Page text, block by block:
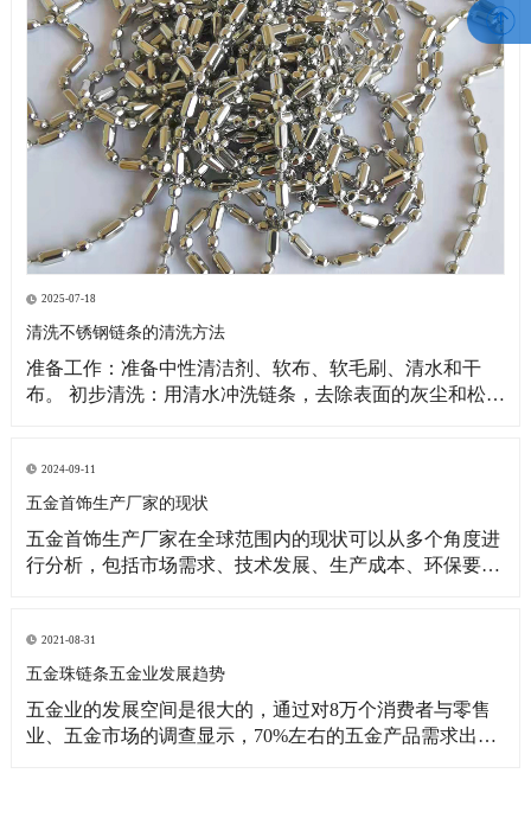
2025-07-18
清洗不锈钢链条的清洗方法
准备工作：准备中性清洁剂、软布、软毛刷、清水和干
布。 初步清洗：用清水冲洗链条，去除表面的灰尘和松散
条，清理内部异物。对于顽固污渍，可用牙刷蘸取中性清
洁剂仔细清理。 冲洗与擦干：用清水彻底
2024-09-11
五金首饰生产厂家的现状
五金首饰生产厂家在全球范围内的现状可以从多个角度进
行分析，包括市场需求、技术发展、生产成本、环保要求
个性化和定制化服务。 线上销售增长：随着电子商务的发
展，越来越多的五金首饰厂家通过线上平台销售
2021-08-31
五金珠链条五金业发展趋势
五金业的发展空间是很大的，通过对8万个消费者与零售
业、五金市场的调查显示，70%左右的五金产品需求出自